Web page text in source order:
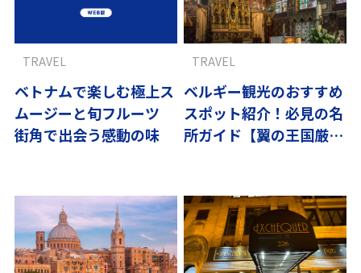
ベトナムで楽しむ極上ス
ムージーと旬フルーツ
街角で出会う感動の味
TRAVEL
ベルギー観光のおすすめ
スポット紹介！必見の名
所ガイド【翼の王国厳
TRAVEL